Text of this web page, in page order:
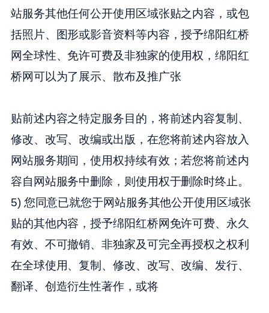
站服务其他任何公开使用区域张贴之内容，或包
括照片、图形或影音资料等内容，授予绵阳红桥
网全球性、免许可费及非独家的使用权，绵阳红
桥网可以为了展示、散布及推广张
贴前述内容之特定服务目的，将前述内容复制、
修改、改写、改编或出版，在您将前述内容放入
网站服务期间，使用权持续有效；若您将前述内
容自网站服务中删除，则使用权于删除时终止。
5) 您同意已就您于网站服务其他公开使用区域张
贴的其他内容，授予绵阳红桥网免许可费、永久
有效、不可撤销、非独家及可完全再授权之权利
在全球使用、复制、修改、改写、改编、发行、
翻译、创造衍生性著作，或将